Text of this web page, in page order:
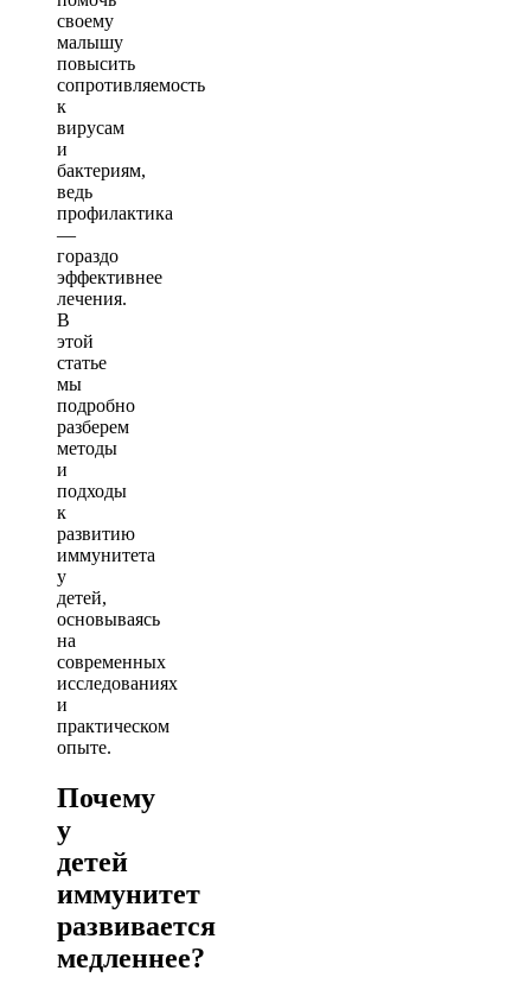
своему
малышу
повысить
сопротивляемость
к
вирусам
и
бактериям,
ведь
профилактика
—
гораздо
эффективнее
лечения.
В
этой
статье
мы
подробно
разберем
методы
и
подходы
к
развитию
иммунитета
у
детей,
основываясь
на
современных
исследованиях
и
практическом
опыте.
Почему
у
детей
иммунитет
развивается
медленнее?